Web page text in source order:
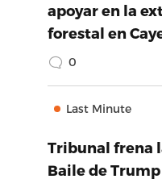
apoyar en la
forestal en
0
Last Minute
Tribunal frena
Baile de